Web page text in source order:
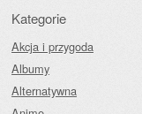
Kategorie
Akcja i przygoda
Albumy
Alternatywna